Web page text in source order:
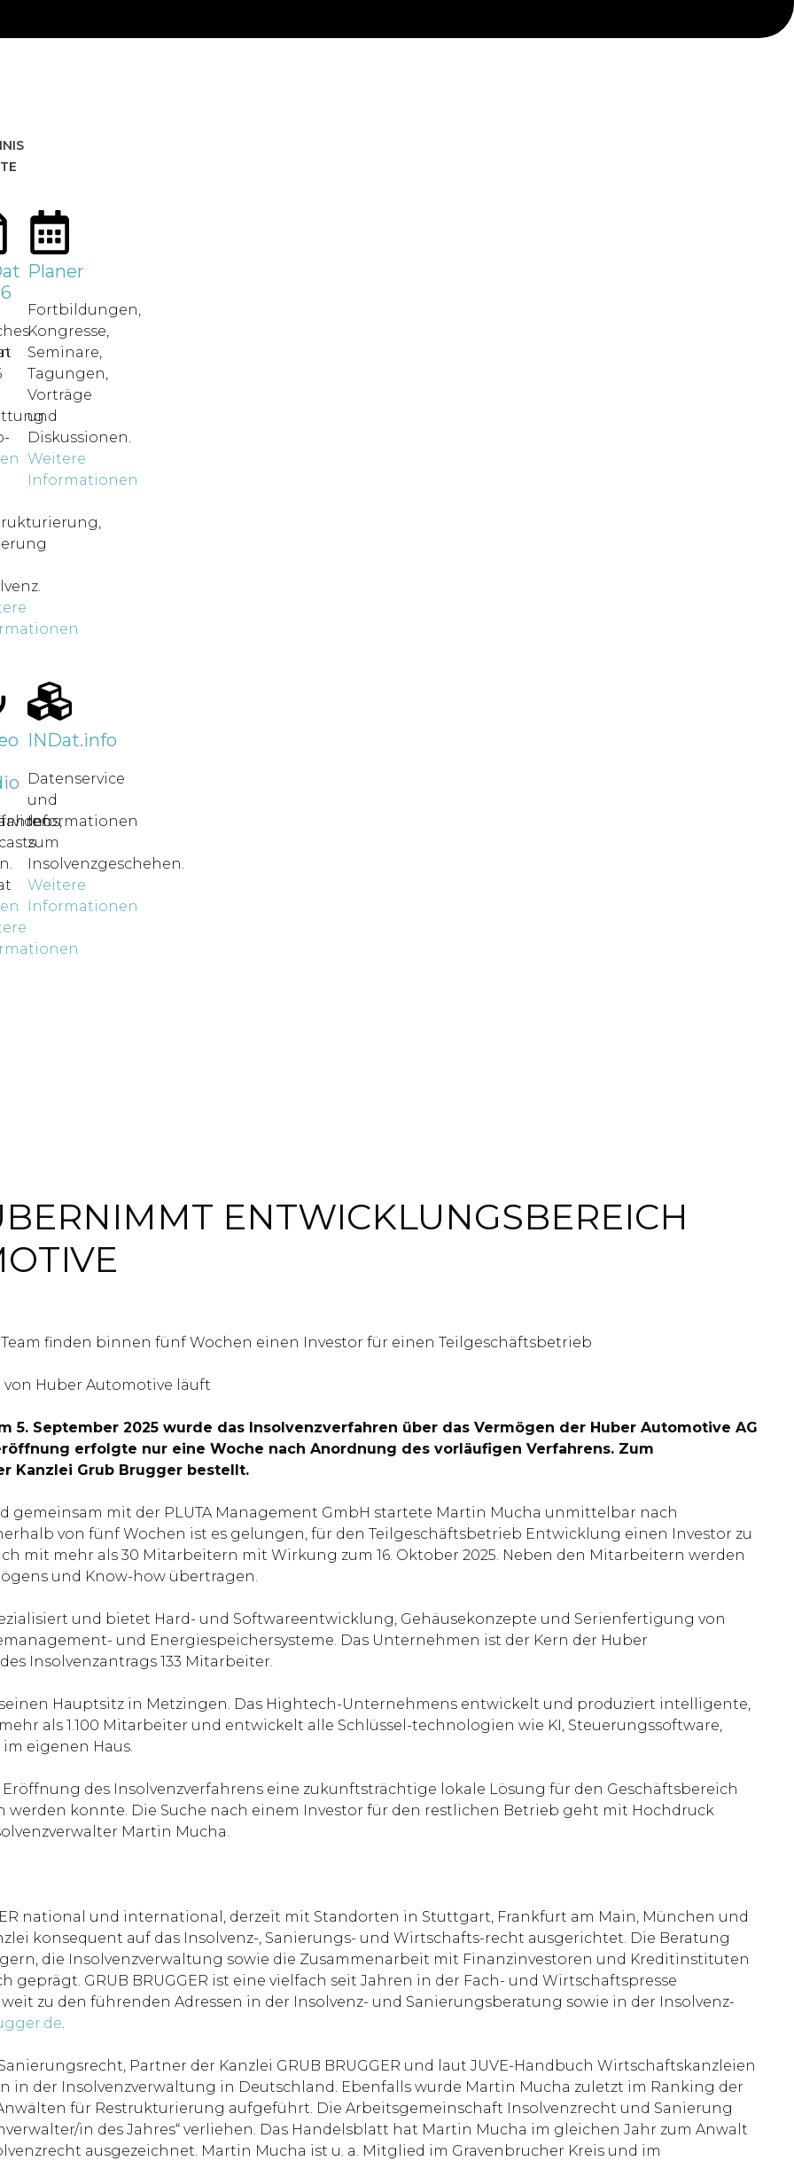
Planer
Fortbildungen,
Kongresse,
Seminare,
Tagungen,
Vorträge
und
Diskussionen.
Weitere
Informationen
INDat.info
Datenservice
und
Informationen
zum
Insolvenzgeschehen.
Weitere
Informationen
ENTWICKLUNGSBEREICH
finden binnen fünf Wochen einen Investor für einen Teilgeschäftsbetrieb
Huber Automotive läuft
5. September 2025 wurde das Insolvenzverfahren über das Vermögen der Huber Automotive AG
erfolgte nur eine Woche nach Anordnung des vorläufigen Verfahrens. Zum
Kanzlei Grub Brugger bestellt.
gemeinsam mit der PLUTA Management GmbH startete Martin Mucha unmittelbar nach
von fünf Wochen ist es gelungen, für den Teilgeschäftsbetrieb Entwicklung einen Investor zu
mit mehr als 30 Mitarbeitern mit Wirkung zum 16. Oktober 2025. Neben den Mitarbeitern werden
und Know-how übertragen.
und bietet Hard- und Softwareentwicklung, Gehäusekonzepte und Serienfertigung von
und Energiespeichersysteme. Das Unternehmen ist der Kern der Huber
Insolvenzantrags 133 Mitarbeiter.
Hauptsitz in Metzingen. Das Hightech-Unternehmens entwickelt und produziert intelligente,
als 1.100 Mitarbeiter und entwickelt alle Schlüssel-technologien wie KI, Steuerungssoftware,
eigenen Haus.
des Insolvenzverfahrens eine zukunftsträchtige lokale Lösung für den Geschäftsbereich
konnte. Die Suche nach einem Investor für den restlichen Betrieb geht mit Hochdruck
Martin Mucha.
national und international, derzeit mit Standorten in Stuttgart, Frankfurt am Main, München und
konsequent auf das Insolvenz-, Sanierungs- und Wirtschafts-recht ausgerichtet. Die Beratung
die Insolvenzverwaltung sowie die Zusammenarbeit mit Finanzinvestoren und Kreditinstituten
geprägt. GRUB BRUGGER ist eine vielfach seit Jahren in der Fach- und Wirtschaftspresse
zu den führenden Adressen in der Insolvenz- und Sanierungsberatung sowie in der Insolvenz-
.
Partner der Kanzlei GRUB BRUGGER und laut JUVE-Handbuch Wirtschaftskanzleien
in der Insolvenzverwaltung in Deutschland. Ebenfalls wurde Martin Mucha zuletzt im Ranking der
für Restrukturierung aufgeführt. Die Arbeitsgemeinschaft Insolvenzrecht und Sanierung
in des Jahres“ verliehen. Das Handelsblatt hat Martin Mucha im gleichen Jahr zum Anwalt
ausgezeichnet. Martin Mucha ist u. a. Mitglied im Gravenbrucher Kreis und im